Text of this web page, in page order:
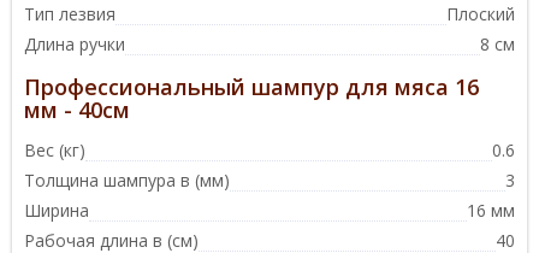
Тип лезвия
Плоский
Длина ручки
8 см
Профессиональный шампур для мяса 16
мм - 40см
Вес (кг)
0.6
Толщина шампура в (мм)
3
Ширина
16 мм
Рабочая длина в (см)
40